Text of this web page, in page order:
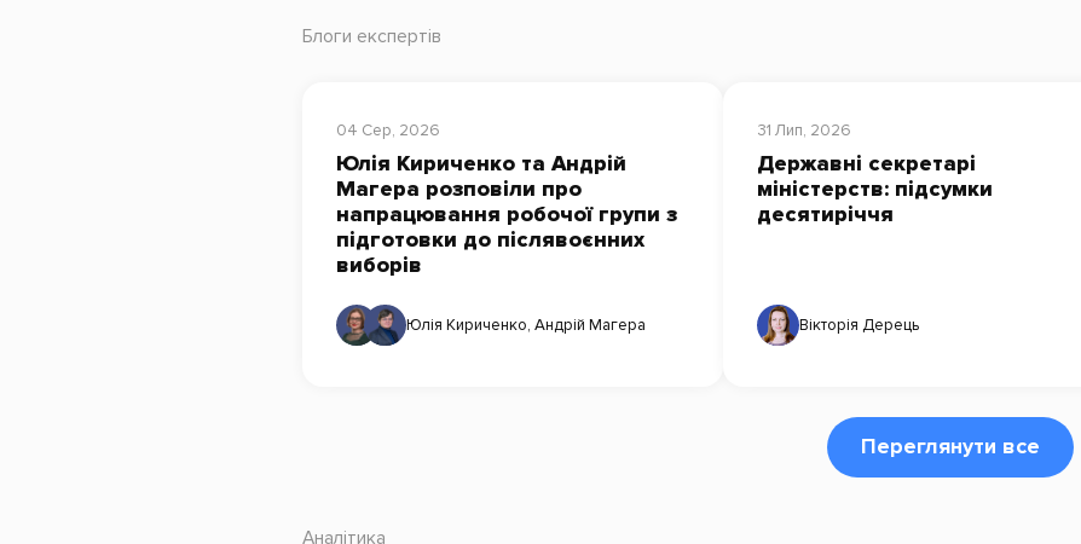
Блоги експертів
04 Сер, 2026
Юлія Кириченко та Андрій
Магера розповіли про
напрацювання робочої групи з
підготовки до післявоєнних
виборів
Юлія Кириченко, Андрій Магера
31 Лип, 2026
Державні секретарі
міністерств: підсумки
десятиріччя
Вікторія Дерець
Переглянути все
Аналітика